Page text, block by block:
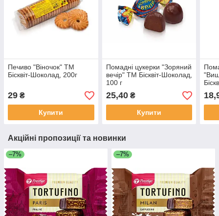
Печиво "Віночок" ТМ
Бісквіт-Шоколад, 200г
29 ₴
Купити
Помадні цукерки "Зоряний
вечір" ТМ Бісквіт-Шоколад,
100 г
25,40₴
Купити
Акційні пропозиції та новинки
–7% –7%